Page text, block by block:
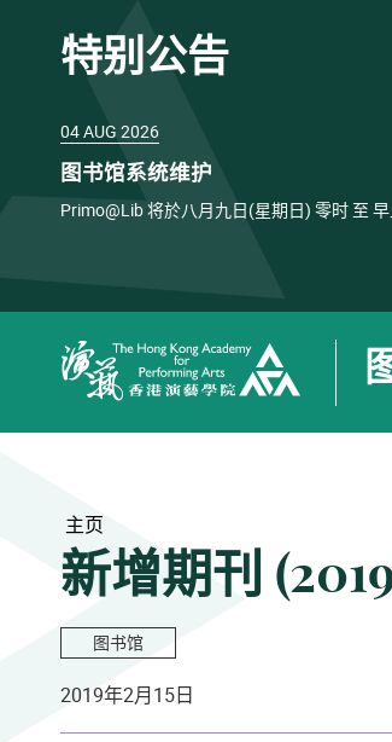
特别公告
04 AUG 2026
图书馆系统维护
Primo@Lib 将於八月九日(星期日) 零时 至
主页
新增期刊
图书馆
2019年2月15日